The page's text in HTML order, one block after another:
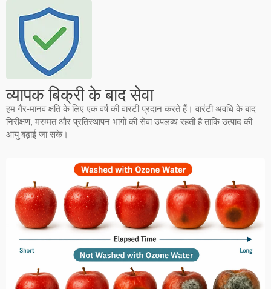
व्यापक बिक्री के बाद सेवा
हम गैर-मानव क्षति के लिए एक वर्ष की वारंटी प्रदान करते हैं। वारंटी अवधि के बाद
निरीक्षण, मरम्मत और प्रतिस्थापन भागों की सेवा उपलब्ध रहती है ताकि उत्पाद की
आयु बढ़ाई जा सके।